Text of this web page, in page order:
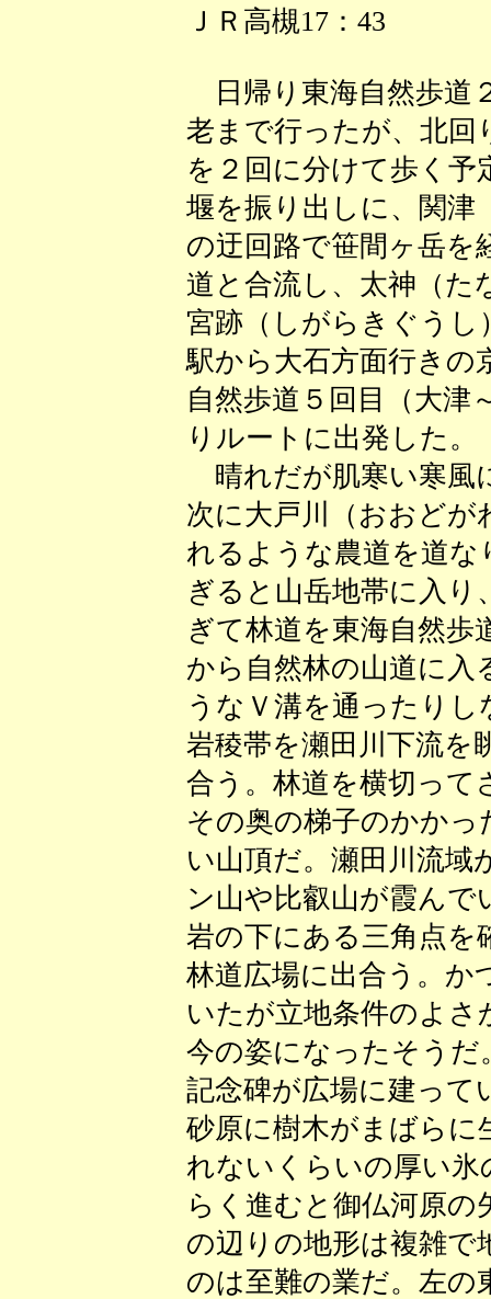
ＪＲ高槻17：43
日帰り東海自然歩道
老まで行ったが、北回
を２回に分けて歩く予
堰を振り出しに、関津
の迂回路で笹間ヶ岳を
道と合流し、太神（た
宮跡（しがらきぐうし
駅から大石方面行きの
自然歩道５回目（大津
りルートに出発した。
晴れだが肌寒い寒風
次に大戸川（おおどが
れるような農道を道な
ぎると山岳地帯に入り
ぎて林道を東海自然歩
から自然林の山道に入
うなＶ溝を通ったり
岩稜帯を瀬田川下流を
合う。林道を横切って
その奥の梯子のかかっ
い山頂だ。瀬田川流域
ン山や比叡山が霞んで
岩の下にある三角点を
林道広場に出合う。か
いたが立地条件のよ
今の姿になったそう
記念碑が広場に建って
砂原に樹木がまばらに
れないくらいの厚い
らく進むと御仏河原
の辺りの地形は複雑で
のは至難の業だ。左の